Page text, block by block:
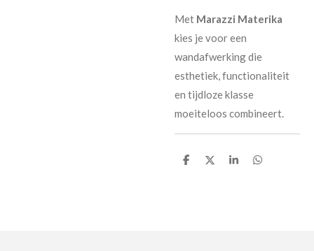
Met Marazzi Materika
kies je voor een
wandafwerking die
esthetiek, functionaliteit
en tijdloze klasse
moeiteloos combineert.
D
D
S
D